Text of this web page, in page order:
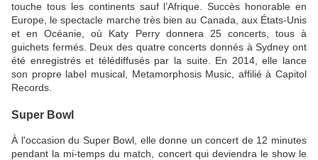
touche tous les continents sauf l’Afrique. Succès honorable en
Europe, le spectacle marche très bien au Canada, aux États-Unis
et en Océanie, où Katy Perry donnera 25 concerts, tous à
guichets fermés. Deux des quatre concerts donnés à Sydney ont
été enregistrés et télédiffusés par la suite. En 2014, elle lance
son propre label musical, Metamorphosis Music, affilié à Capitol
Records.
Super Bowl
À l'occasion du Super Bowl, elle donne un concert de 12 minutes
pendant la mi-temps du match, concert qui deviendra le show le